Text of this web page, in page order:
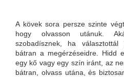
A kövek sora persze szinte
hogy olvasson utánuk.
szobadísznek, ha
bátran a megérzéseidre. Hidd
egy kő vagy egy szín iránt, az
bátran, olvass utána, és